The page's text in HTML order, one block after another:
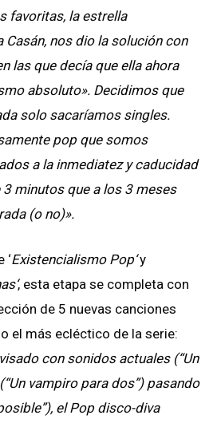
favoritas, la estrella
nos dio la solución con
las que decía que ella ahora
absoluto». Decidimos que
solo sacaríamos singles.
pop que somos
a la inmediatez y caducidad
minutos que a los 3 meses
(o no)».
‘Existencialismo Pop‘y
, esta etapa se completa con
de 5 nuevas canciones
el más ecléctico de la serie:
con sonidos actuales (“Un
vampiro para dos”) pasando
el Pop disco-diva